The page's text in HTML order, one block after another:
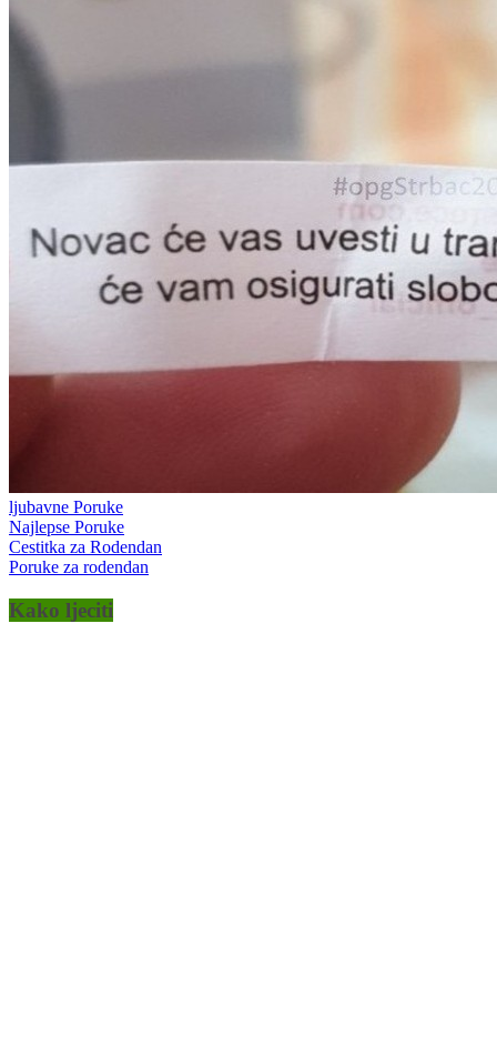
ljubavne Poruke
Najlepse Poruke
Cestitka za Rodendan
Poruke za rodendan
Kako ljeciti